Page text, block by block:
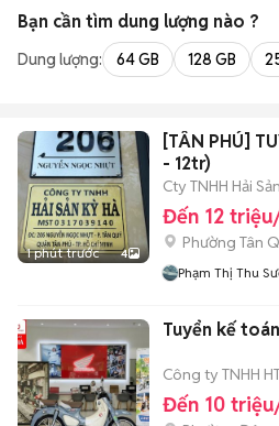
Bạn cần tìm dung lượng nào ?
Dung lượng: 64 GB 128 GB
1 phút trước 4
[TÂN PHÚ]
- 12tr)
Cty TNHH Hải
Đến 12
Phường Tân
Phạm Thị Thu
Tuyển kế
Công ty TNHH
Đến 10